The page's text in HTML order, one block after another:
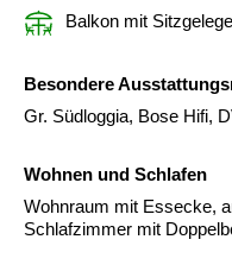
Balkon mit
Besondere
Gr. Südloggia, Bose Hifi,
Wohnen und Schlafen
Wohnraum mit Essecke,
Schlafzimmer mit